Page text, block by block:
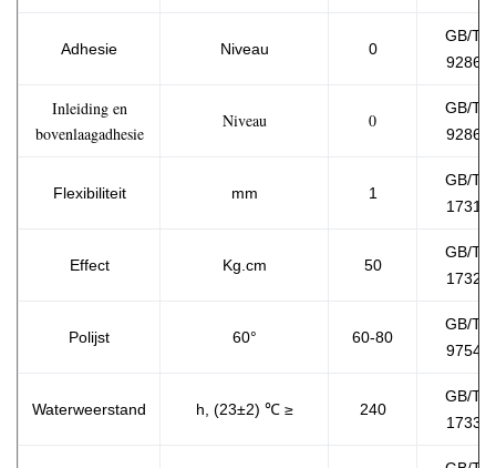
Adhesie Niveau 0
GB/T
9286
Inleiding en
bovenlaagadhesie
Niveau 0
GB/T
9286
Flexibiliteit mm 1
GB/T
1731
Effect Kg.cm 50
GB/T
1732
Polijst 60° 60-80
GB/T
9754
Waterweerstand h, (23±2) ℃ ≥ 240
GB/T
1733